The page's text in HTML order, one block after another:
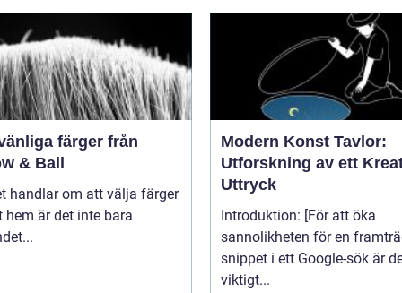
färger från
& Ball
handlar om att välja färger
hem är det inte bara
Modern Konst Tavlor:
Utforskning av ett
Uttryck
Introduktion: [För att öka
sannolikheten för en
snippet i ett Google-sök är
viktigt...